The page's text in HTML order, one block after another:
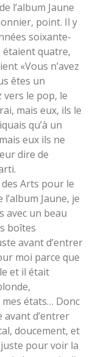
l’album Jaune
point. Il y
soixante-
étaient quatre,
«Vous n’avez
êtes un
vers le pop, le
mais eux, ils le
qu’à un
eux ils ne
dire de
Arts pour le
Jaune, je
avec un beau
boîtes
avant d’entrer
moi parce que
et il était
mes états… Donc
d’entrer
doucement, et
pour voir la